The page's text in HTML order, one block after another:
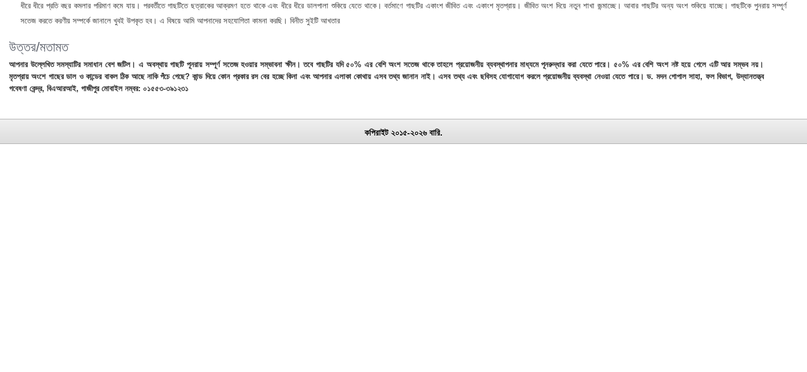
ধীরে ধীরে প্রতি বছর কমলার পরিমাণ কমে যায়। পরবর্তীতে গাছটিতে ছত্রাকের আক্রমণ হতে থাকে এবং ধীরে ধীরে ডালপালা শুকিয়ে যেতে থাকে। বর্তমাণে গাছটির একাংশ জীবিত এবং একাংশ মৃতপ্রায়। জীবিত অংশ দিয়ে নতুন শাখা জন্মাচ্ছে। আবার গাছটির অন্য অংশ শুকিয়ে যাচ্ছে। গাছটিকে পুনরায় সম্পূর্ণ
সতেজ করতে করণীয় সম্পর্কে জানালে খুবই উপকৃত হব। এ বিষয়ে আমি আপনাদের সহযোগিতা কামনা করছি। বিনীত সুইটি আখতার
উত্তর/মতামত
আপনার উল্লেখিত সমস্যাটির সমাধান বেশ জটিল। এ অবস্থায় গাছটি পূনরায় সম্পূর্ণ সতেজ হওয়ার সম্ভাবনা ক্ষীন। তবে গাছটির যদি ৫০% এর বেশি অংশ সতেজ থাকে তাহলে প্রয়োজনীয় ব্যবস্থাপনার মাধ্যমে পূনরুদ্ধার করা যেতে পারে। ৫০% এর বেশি অংশ নষ্ট হয়ে গেলে এটি আর সম্ভব নয়।
মৃতপ্রায় অংশে গাছের ডাল ও কান্ডের বাকল ঠিক আছে নাকি পঁচে গেছে? কান্ড দিয়ে কোন প্রকার রস বের হচ্ছে কিনা এবং আপনার এলাকা কোথায় এসব তথ্য জানান নাই। এসব তথ্য এবং ছবিসহ যোগাযোগ করলে প্রয়োজনীয় ব্যবস্থা নেওয়া যেতে পারে। ড. মদন গোপাল সাহা, ফল বিভাগ, উদ্যানতত্ত্ব
গবেষণা কেন্দ্র, বিএআরআই, গাজীপুর মোবাইল নম্বর: ০১৫৫৩-৩৯১২৩১
কপিরাইট ২০১৫-২০২৬ বারি.